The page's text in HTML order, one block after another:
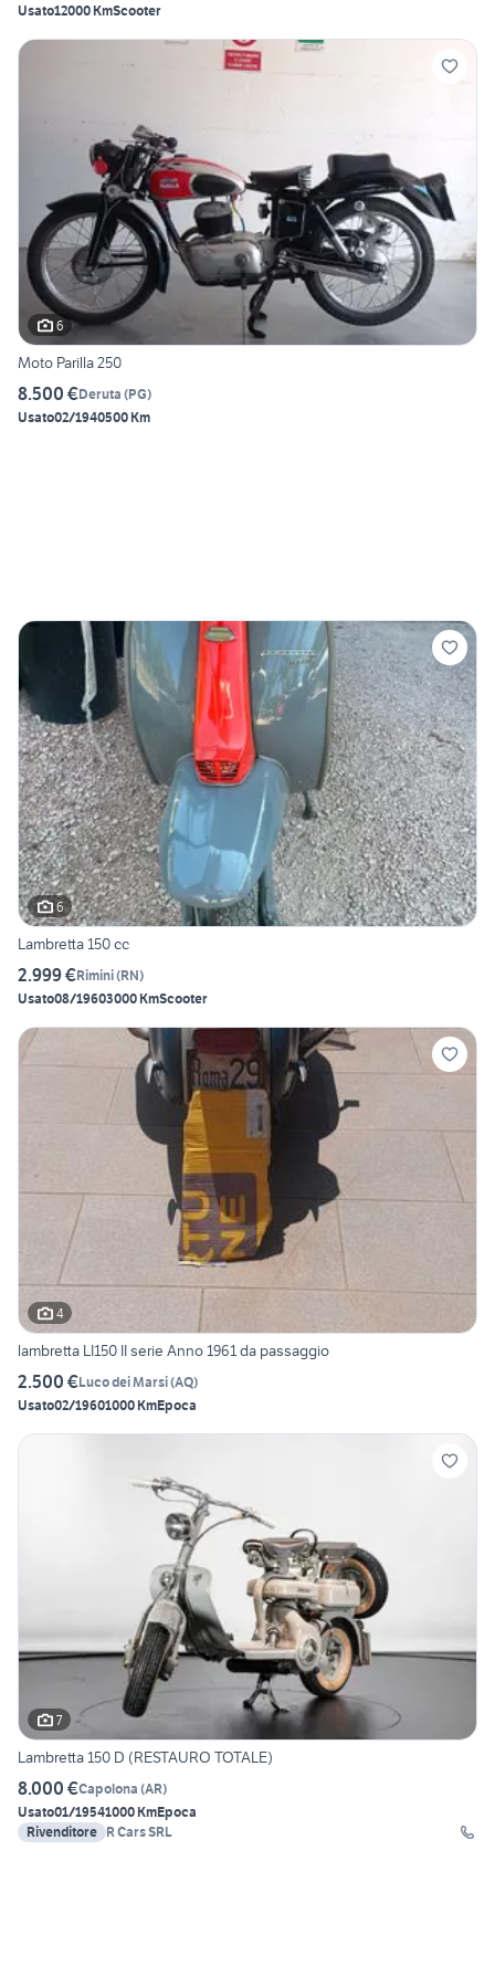
Usato12000 KmScooter
6
Moto Parilla 250
8.500 €Deruta (PG)
Usato02/1940500 Km
6
Lambretta 150 cc
2.999 €Rimini(RN)
Usato08/19603000 KmScooter
4
lambretta LI150 II serie Anno 1961 da passaggio
2.500 €Luco dei Marsi(AQ)
Usato02/19601000 KmEpoca
7
Lambretta 150 D (RESTAURO TOTALE)
8.000 €Capolona (AR)
Usato01/19541000 KmEpoca
Rivenditore R Cars SRL